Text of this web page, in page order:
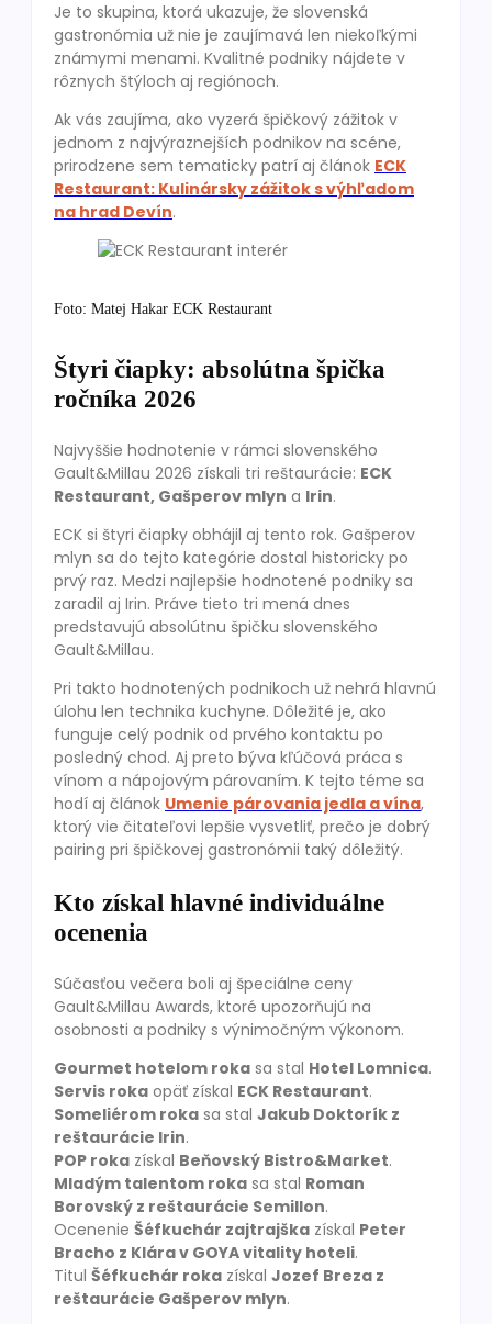
Je to skupina, ktorá ukazuje, že slovenská
gastronómia už nie je zaujímavá len niekoľkými
známymi menami. Kvalitné podniky nájdete v
rôznych štýloch aj regiónoch.
Ak vás zaujíma, ako vyzerá špičkový zážitok v
jednom z najvýraznejších podnikov na scéne,
prirodzene sem tematicky patrí aj článok ECK
Restaurant: Kulinársky zážitok s výhľadom
na hrad Devín.
Foto: Matej Hakar ECK Restaurant
Štyri čiapky: absolútna špička
ročníka 2026
Najvyššie hodnotenie v rámci slovenského
Gault&Millau 2026 získali tri reštaurácie: ECK
Restaurant, Gašperov mlyn a Irin.
ECK si štyri čiapky obhájil aj tento rok. Gašperov
mlyn sa do tejto kategórie dostal historicky po
prvý raz. Medzi najlepšie hodnotené podniky sa
zaradil aj Irin. Práve tieto tri mená dnes
predstavujú absolútnu špičku slovenského
Gault&Millau.
Pri takto hodnotených podnikoch už nehrá hlavnú
úlohu len technika kuchyne. Dôležité je, ako
funguje celý podnik od prvého kontaktu po
posledný chod. Aj preto býva kľúčová práca s
vínom a nápojovým párovaním. K tejto téme sa
hodí aj článok Umenie párovania jedla a vína,
ktorý vie čitateľovi lepšie vysvetliť, prečo je dobrý
pairing pri špičkovej gastronómii taký dôležitý.
Kto získal hlavné individuálne
ocenenia
Súčasťou večera boli aj špeciálne ceny
Gault&Millau Awards, ktoré upozorňujú na
osobnosti a podniky s výnimočným výkonom.
Gourmet hotelom roka sa stal Hotel Lomnica.
Servis roka opäť získal ECK Restaurant.
Someliérom roka sa stal Jakub Doktorík z
reštaurácie Irin.
POP roka získal Beňovský Bistro&Market.
Mladým talentom roka sa stal Roman
Borovský z reštaurácie Semillon.
Ocenenie Šéfkuchár zajtrajška získal Peter
Bracho z Klára v GOYA vitality hoteli.
Titul Šéfkuchár roka získal Jozef Breza z
reštaurácie Gašperov mlyn.